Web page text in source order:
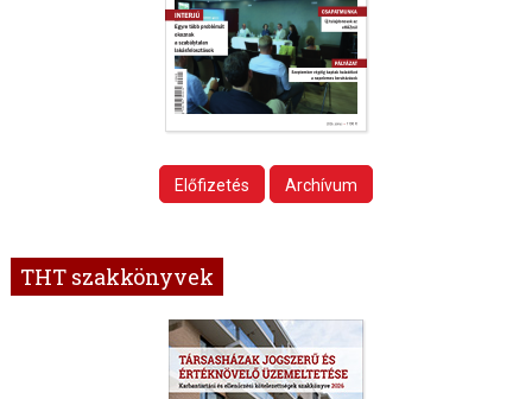
Előfizetés Archívum
THT szakkönyvek